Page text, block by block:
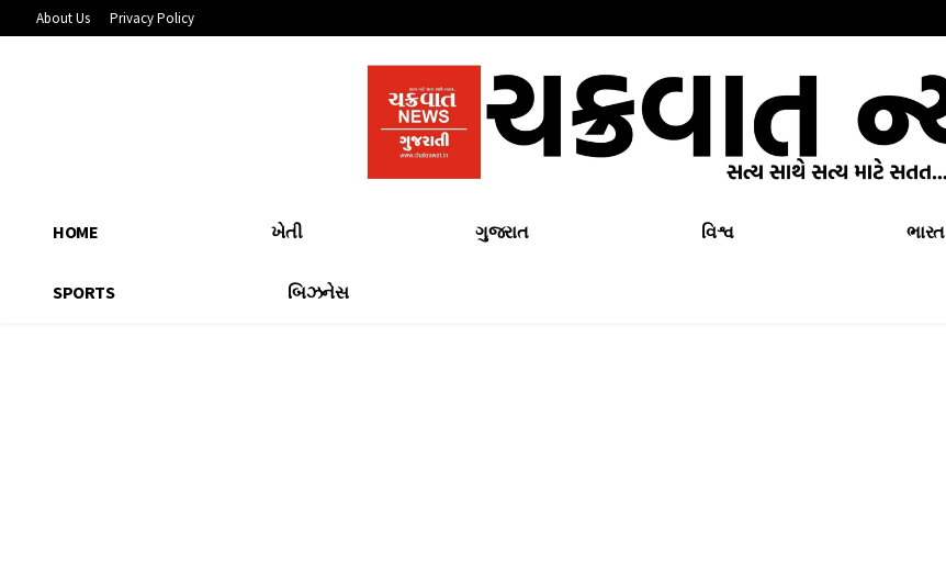
About Us Privacy Policy
HOME ખેતી ગુજરાત વિશ્વ ભારત
SPORTS બિઝનેસ